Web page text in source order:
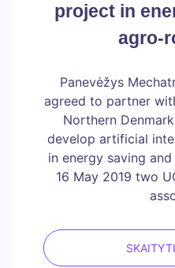
project in
agro-
Panevėžys
agreed to partner
Northern
develop artificial
in energy saving
16 May 2019 two